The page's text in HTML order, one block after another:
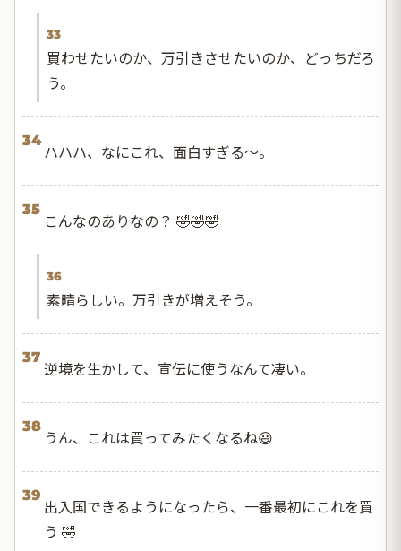
33
買わせたいのか、万引きさせたいのか、どっちだろ
う。
34
ハハハ、なにこれ、面白すぎる〜。
35
こんなのありなの？ 🤣🤣🤣
36
素晴らしい。万引きが増えそう。
37
逆境を生かして、宣伝に使うなんて凄い。
38
うん、これは買ってみたくなるね😃
39
出入国できるようになったら、一番最初にこれを買
う 🤣